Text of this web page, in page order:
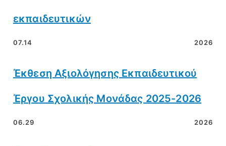
εκπαιδευτικών
07.14 2026
Έκθεση Αξιολόγησης Εκπαιδευτικού
Έργου Σχολικής Μονάδας 2025-2026
06.29 2026